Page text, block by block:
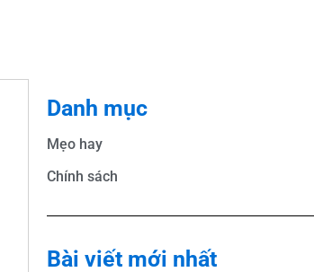
Danh mục
Mẹo hay
Chính sách
Bài viết mới nhất